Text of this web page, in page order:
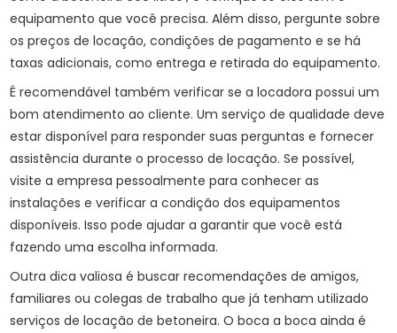
equipamento que você precisa. Além disso, pergunte sobre
os preços de locação, condições de pagamento e se há
taxas adicionais, como entrega e retirada do equipamento.
É recomendável também verificar se a locadora possui um
bom atendimento ao cliente. Um serviço de qualidade deve
estar disponível para responder suas perguntas e fornecer
assistência durante o processo de locação. Se possível,
visite a empresa pessoalmente para conhecer as
instalações e verificar a condição dos equipamentos
disponíveis. Isso pode ajudar a garantir que você está
fazendo uma escolha informada.
Outra dica valiosa é buscar recomendações de amigos,
familiares ou colegas de trabalho que já tenham utilizado
serviços de locação de betoneira. O boca a boca ainda é